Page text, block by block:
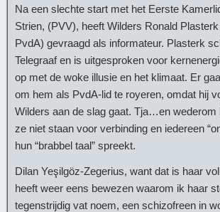
Na een slechte start met het Eerste
Strien, (PVV), heeft Wilders Ronald
PvdA) gevraagd als informateur. Plasterk
Telegraaf en is uitgesproken voor
op met de woke illusie en het klimaat. Er
om hem als PvdA-lid te royeren, omdat hij
Wilders aan de slag gaat. Tja…en wederom
ze niet staan voor verbinding en iedereen
hun “brabbel taal” spreekt.
Dilan Yeşilgöz-Zegerius, want dat is haar
heeft weer eens bewezen waarom ik haar
tegenstrijdig vat noem, een schizofreen in